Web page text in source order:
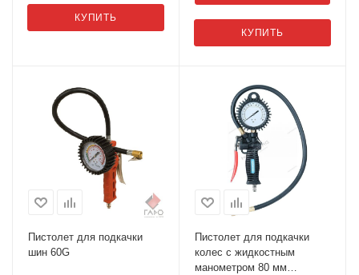
КУПИТЬ
КУПИТЬ
Пистолет для подкачки
шин 60G
Пистолет для подкачки
колес с жидкостным
манометром 80 мм